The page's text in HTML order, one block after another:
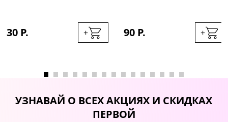
30 Р. + 90 Р. +
УЗНАВАЙ О ВСЕХ АКЦИЯХ И СКИДКАХ
ПЕРВОЙ